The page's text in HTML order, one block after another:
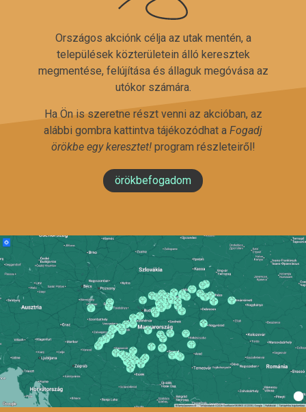
Országos akciónk célja az utak mentén, a
települések közterületein álló keresztek
megmentése, felújítása és állaguk megóvása az
utókor számára.
Ha Ön is szeretne részt venni az akcióban, az
alábbi gombra kattintva tájékozódhat a Fogadj
örökbe egy keresztet!program részleteiről!
örökbefogadom